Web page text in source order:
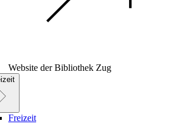
Website der Bibliothek Zug
Freizeit